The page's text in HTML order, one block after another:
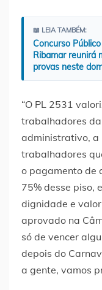
📖 LEIA TAMBÉM:
Concurso
Ribamar reunirá
provas neste
“O PL 2531
trabalhadores
administrativo, a
trabalhadores
o pagamento de
75% desse piso,
dignidade e
aprovado na
só de vencer
depois do
a gente, vamos